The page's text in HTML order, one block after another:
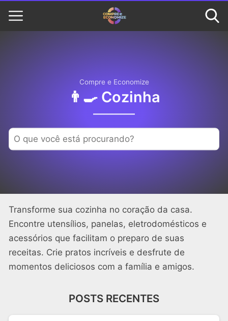
Compre e Economize
👨‍🍳 Cozinha
Transforme sua cozinha no coração da casa.
Encontre utensílios, panelas, eletrodomésticos e
acessórios que facilitam o preparo de suas
receitas. Crie pratos incríveis e desfrute de
momentos deliciosos com a família e amigos.
POSTS RECENTES